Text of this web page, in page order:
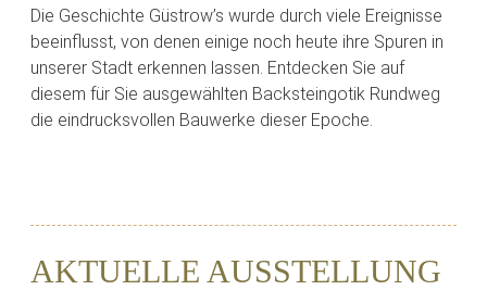
Die Geschichte Güstrow’s wurde durch viele Ereignisse
beeinflusst, von denen einige noch heute ihre Spuren in
unserer Stadt erkennen lassen. Entdecken Sie auf
diesem für Sie ausgewählten Backsteingotik Rundweg
die eindrucksvollen Bauwerke dieser Epoche.
AKTUELLE AUSSTELLUNG